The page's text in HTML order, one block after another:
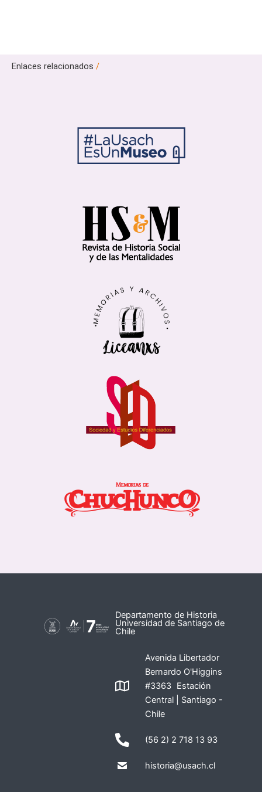
Enlaces relacionados /
Departamento de Historia
Universidad de Santiago de
Chile
Avenida Libertador
Bernardo O'Higgins
#3363 Estación
Central | Santiago -
Chile
(56 2) 2 718 13 93
historia@usach.cl